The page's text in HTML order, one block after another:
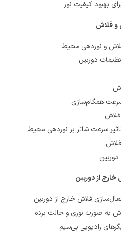
بهبود کیفیت نور
و نوردهی محیط
دوربین
همگام‌سازی
سرعت شاتر بر نوردهی محیط
فلاش خارج از دوربین
به صورت نوری و حالت برده
رادیویی بی‌سیم